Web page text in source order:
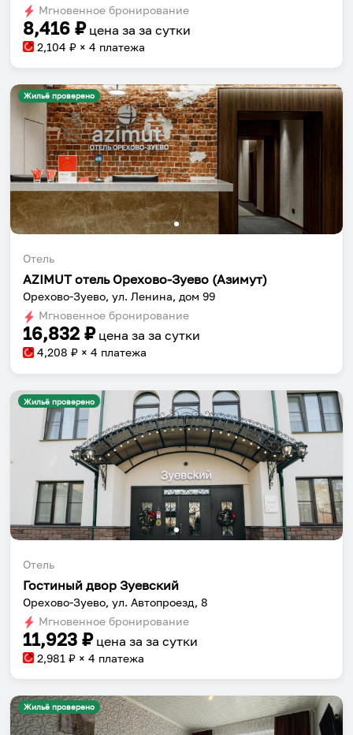
for
changing
Мгновенное бронирование
8,416 ₽ цена за за сутки
2,104 ₽ × 4 платежа
Жильё проверено
Отель
AZIMUT отель Орехово-Зуево (Азимут)
Орехово-Зуево, ул. Ленина, дом 99
Мгновенное бронирование
16,832 ₽ цена за за сутки
4,208 ₽ × 4 платежа
Жильё проверено
Отель
Гостиный двор Зуевский
Орехово-Зуево, ул. Автопроезд, 8
Мгновенное бронирование
11,923 ₽ цена за за сутки
2,981 ₽ × 4 платежа
Жильё проверено